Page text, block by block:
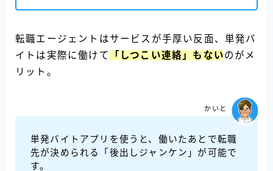
転職エージェントはサービスが手厚い反面、単発バ
イトは実際に働けて
「しつこい連絡」もないのがメ
リット。
単発バイトアプリを使うと、働いたあとで転職
先が決められる「後出しジャンケン」が可能で
す。
かいと